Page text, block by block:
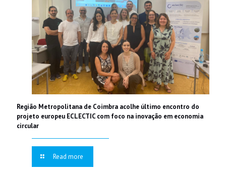
Região Metropolitana de Coimbra acolhe último encontro do
projeto europeu ECLECTIC com foco na inovação em economia
circular
Read more